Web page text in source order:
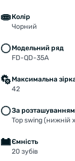
Колір
Чорний
Модельний ряд
FD-QD-35A
Максимальна
42
За
Top swing (нижній
Ємність
20 зубів